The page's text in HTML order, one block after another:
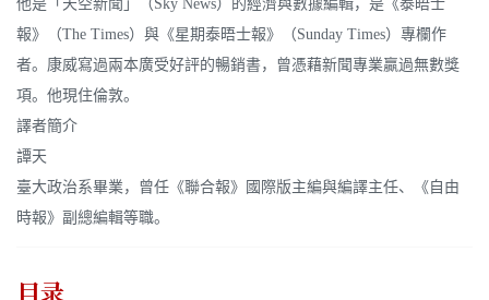
他是「天空新聞」（Sky News）的經濟與數據編輯，是《泰晤士
報》（The Times）與《星期泰晤士報》（Sunday Times）專欄作
者。康威寫過兩本廣受好評的暢銷書，曾憑藉新聞專業贏過無數獎
項。他現住倫敦。
譯者簡介
譚天
臺大政治系畢業，曾任《聯合報》國際版主編與編譯主任、《自由
時報》副總編輯等職。
目录